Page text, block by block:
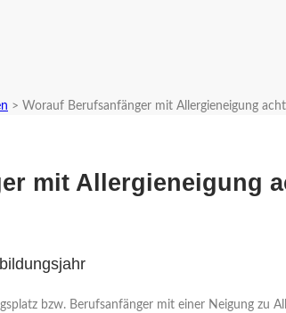
> Worauf Berufsanfänger mit Allergieneigung
mit Allergieneigung
bzw. Berufsanfänger mit einer Neigung zu